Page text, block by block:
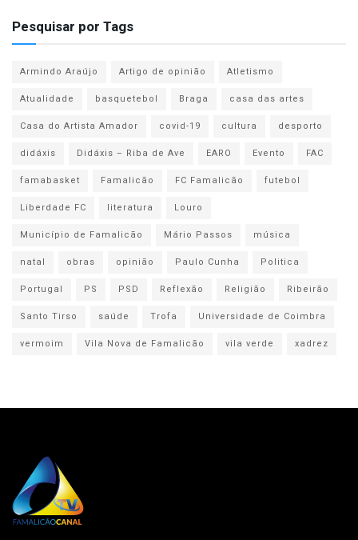
Pesquisar por Tags
Armindo Araújo Artigo de opinião
Atletismo
Atualidade
basquetebol Braga
casa das artes
Casa do Artista Amador
covid-19 cultura
desporto
didáxis
Didáxis – Riba de Ave EARO Evento
FAC
famabasket
Famalicão FC Famalicão
futebol
Liberdade FC
literatura
Louro
Município de Famalicão
Mário Passos
música
natal
obras opinião Paulo Cunha
Politica
Portugal
PS PSD Reflexão Religião
Ribeirão
Santo Tirso
saúde Trofa
Universidade de Coimbra
vermoim
Vila Nova de Famalicão vila verde xadrez